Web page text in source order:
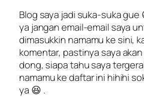
Blog saya jadi suka-suka gue
ya jangan email-email saya
dimasukkin namamu ke sini,
komentar, pastinya saya
dong, siapa tahu saya
namamu ke daftar ini hihihi
ya 😆 .